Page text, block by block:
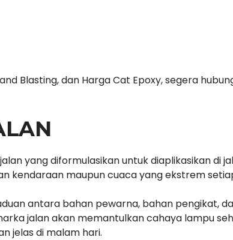
Blasting, dan Harga Cat Epoxy, segera
yang diformulasikan untuk diaplikasikan di
kendaraan maupun cuaca yang ekstrem
antara bahan pewarna, bahan pengikat,
jalan akan memantulkan cahaya lampu
jelas di malam hari.